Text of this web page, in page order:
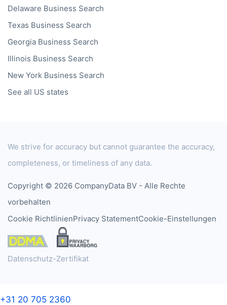
Delaware Business Search
Texas Business Search
Georgia Business Search
Illinois Business Search
New York Business Search
See all US states
We strive for accuracy but cannot guarantee the accuracy,
completeness, or timeliness of any data.
Copyright © 2026 CompanyData BV - Alle Rechte
vorbehalten
Cookie RichtlinienPrivacy StatementCookie-Einstellungen
Datenschutz-Zertifikat
+31 20 705 2360